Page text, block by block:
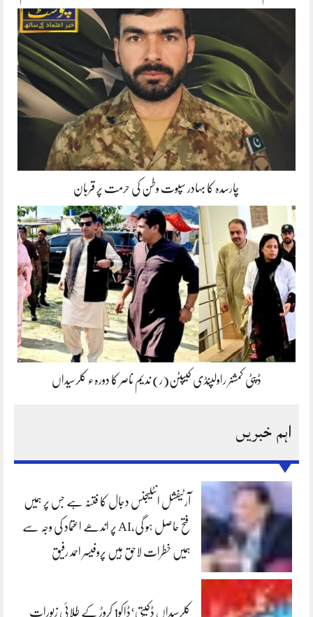
چارسدہ کا بہادر سپوت وطن کی حرمت پر قربان
ڈپٹی کمشنر راولپنڈی کیپٹن(ر) ندیم ناصر کا دورہء کلرسیداں
اہم خبریں
آرٹیفشل انٹلیجنس دجال کا فتنہ ہے جس پر ہمیں
فتح حاصل ہو گی،AI پر اندھے اعتماد کی وجہ سے
ہمیں خطرات لاحق ہیں پروفیسر احمد رفیق
کلرسیداں ڈکیتی‘ڈاکو1 کروڑ کے طلائی زیورات